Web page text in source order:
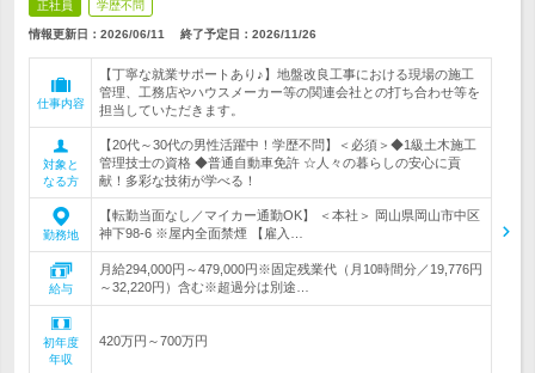
正社員 学歴不問
情報更新日：2026/06/11 終了予定日： 2026/11/26
仕事内容
【丁寧な就業サポートあり♪】地盤改良工事における現場の施工
管理、工務店やハウスメーカー等の関連会社との打ち合わせ等を
担当していただきます。
対象と
なる方
【20代～30代の男性活躍中！学歴不問】＜必須＞◆1級土木施工
管理技士の資格 ◆普通自動車免許 ☆人々の暮らしの安心に貢
献！多彩な技術が学べる！
勤務地
【転勤当面なし／マイカー通勤OK】 ＜本社＞ 岡山県岡山市中区
神下98-6 ※屋内全面禁煙 【雇入…
給与
月給294,000円～479,000円※固定残業代（月10時間分／19,776円
～32,220円）含む※超過分は別途…
初年度
年収
420万円～700万円